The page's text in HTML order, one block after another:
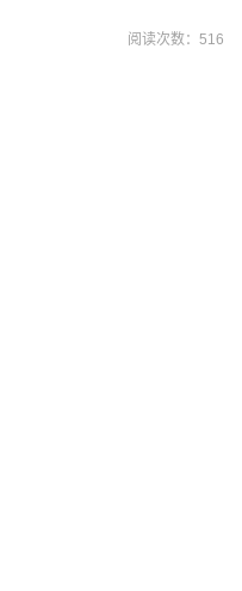
阅读次数： 516